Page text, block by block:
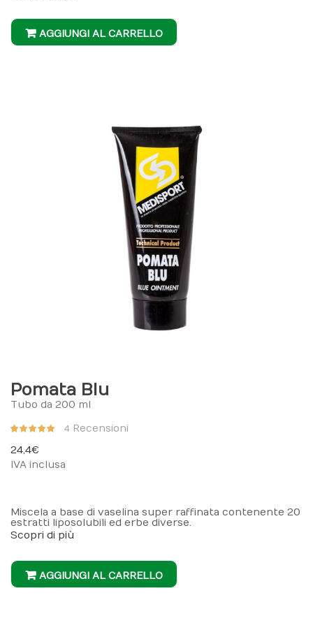
AGGIUNGI AL CARRELLO
Pomata Blu
Tubo da 200 ml
Valutazione:
4 Recensioni
24,4 €
IVA inclusa
Miscela a base di vaselina super raffinata contenente 20
estratti liposolubili ed erbe diverse.
Scopri di più
AGGIUNGI AL CARRELLO